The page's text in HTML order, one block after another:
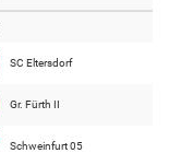
SC Eltersdorf
Gr. Fürth II
Schweinfurt 05